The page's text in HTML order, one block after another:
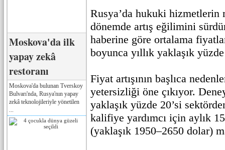
Moskova'da ilk
yapay zekâ
restoranı
Moskova'da bulunan Tverskoy
Bulvarı'nda, Rusya'nın yapay
zekâ teknolojileriyle yönetilen
Rusya’da hukuki
dönemde artış eğilimini
haberine göre ortalama
boyunca yıllık yaklaşık
Fiyat artışının başlıca
yetersizliği öne çıkıyor.
yaklaşık yüzde 20’si
kalifiye yardımcı için aylık
(yaklaşık 1950–2650 dolar)